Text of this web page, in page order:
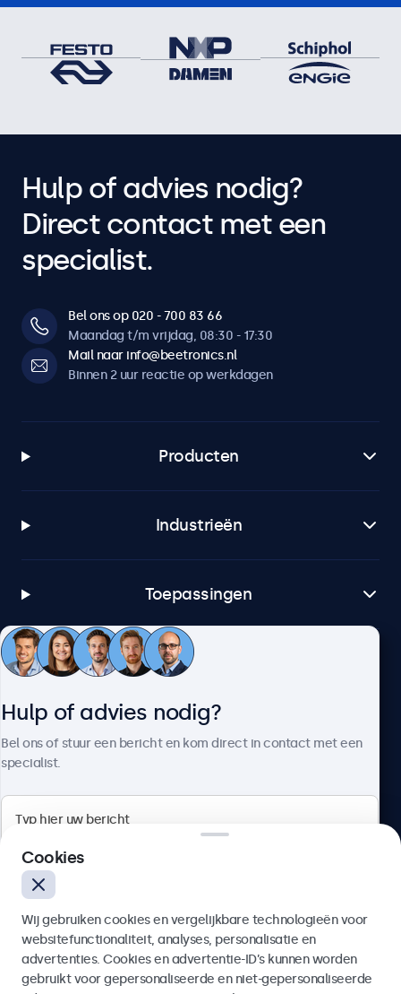
Hulp of advies nodig?
Direct contact met een
specialist.
Bel ons op 020 - 700 83 66
Maandag t/m vrijdag, 08:30 - 17:30
Mail naar info@beetronics.nl
Binnen 2 uur reactie op werkdagen
Producten
Industrieën
Toepassingen
Klantenservice
4.8/5 door 5000+ bedrijven
Nederlands
Hulp of advies nodig?
Bel ons of stuur een bericht en kom direct in contact met een
specialist.
Cookies
Wij gebruiken cookies en vergelijkbare technologieën voor
websitefunctionaliteit, analyses, personalisatie en
advertenties. Cookies en advertentie-ID’s kunnen worden
gebruikt voor gepersonaliseerde en niet-gepersonaliseerde